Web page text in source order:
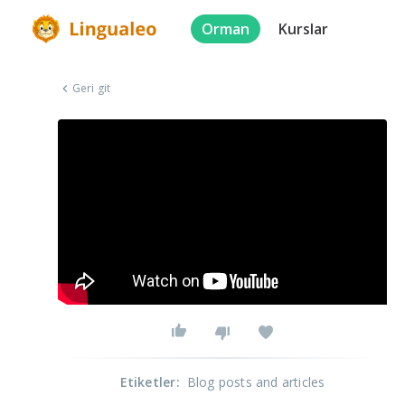
Orman Kurslar
Geri git
Etiketler: Blog posts and articles